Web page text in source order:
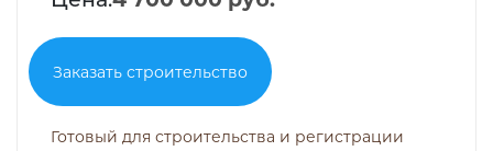
Заказать строительство
Готовый для строительства и регистрации